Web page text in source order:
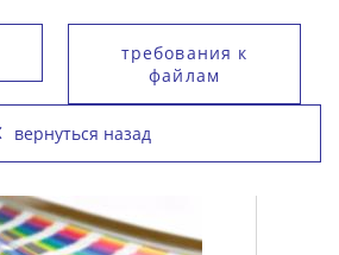
требования к
файлам
вернуться назад